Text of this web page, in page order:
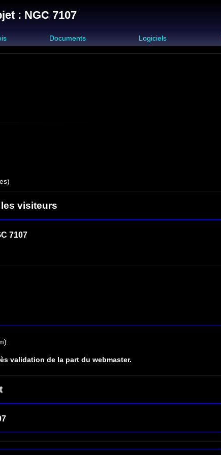
: NGC 7107
Documents Logiciels
visiteurs
7107
validation de la part du webmaster.